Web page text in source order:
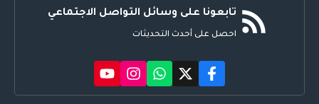
تابعونا على وسائل التواصل الاجتماعي
احصل على أحدث التحديثات